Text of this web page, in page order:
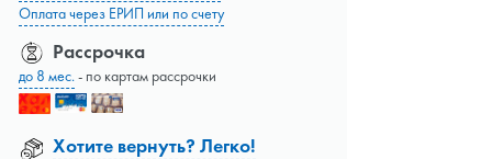
Оплата через ЕРИП или по счету
Рассрочка
до 8 мес.- по картам рассрочки
Хотите вернуть? Легко!